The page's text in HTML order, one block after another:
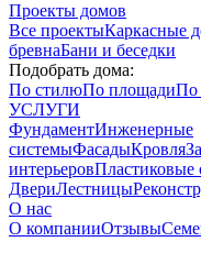
Проекты домов
Все проектыКаркасные
бревнаБани и беседки
Подобрать дома:
По стилюПо площадиПо
УСЛУГИ
ФундаментИнженерные
системыФасадыКровля
интерьеровПластиковые
ДвериЛестницы
О нас
О компанииОтзывы